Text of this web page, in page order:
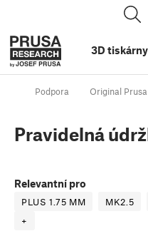
3D tiskárny
Podpora Original
Pravidelná
Relevantní pro
PLUS 1.75 MM MK2.5
+